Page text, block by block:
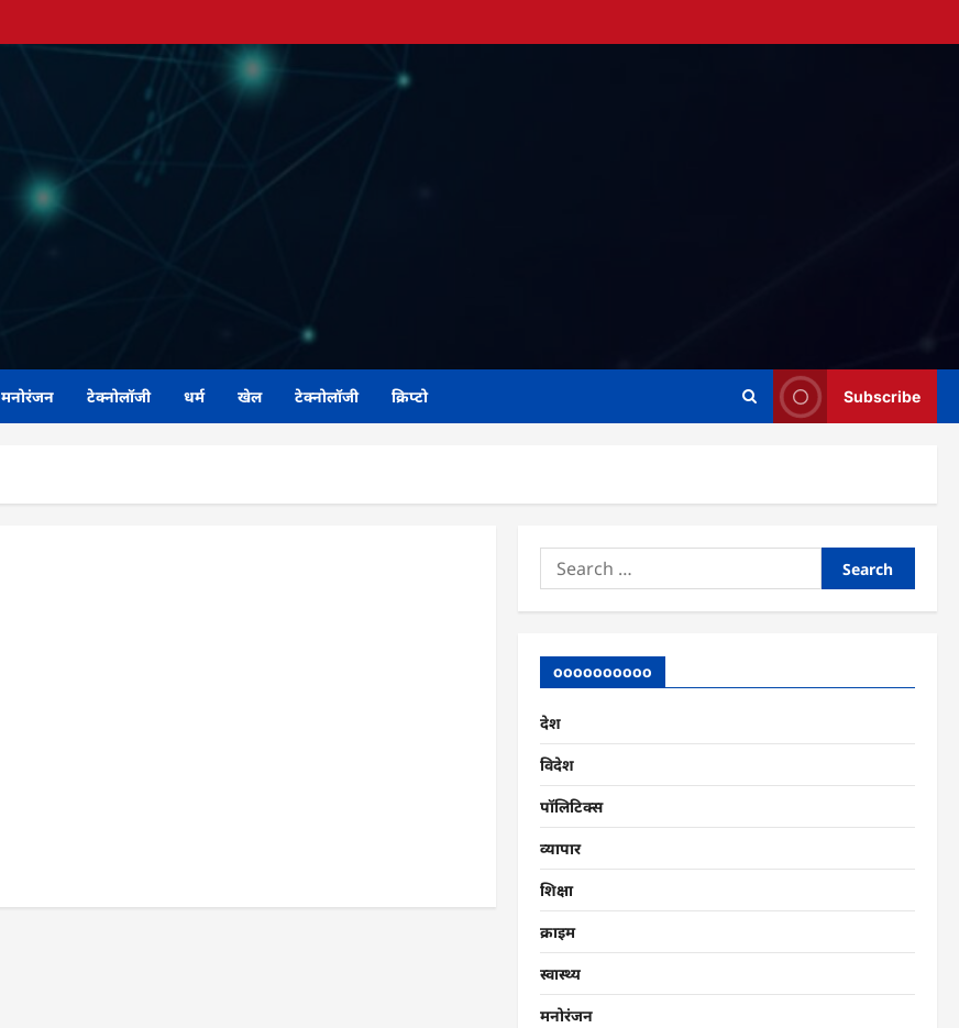
मनोरंजन टेक्नोलॉजी धर्म खेल टेक्नोलॉजी क्रिप्टो Subscribe
Search
for:
oooooooooo
देश
विदेश
पॉलिटिक्स
व्यापार
शिक्षा
क्राइम
स्वास्थ्य
मनोरंजन